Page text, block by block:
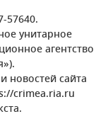
57640.
унитарное
агентство
новостей сайта
crimea.ria.ru